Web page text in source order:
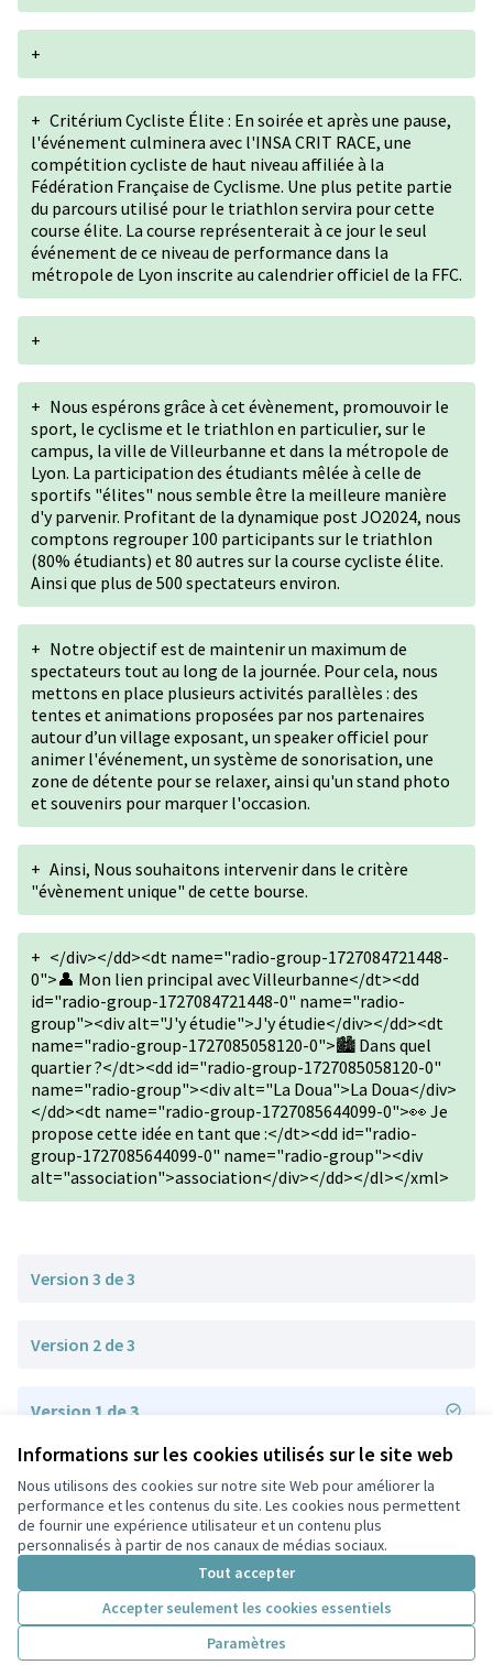
Informations sur les cookies utilisés sur le site web
Nous utilisons des cookies sur notre site Web pour améliorer la
performance et les contenus du site. Les cookies nous permettent
de fournir une expérience utilisateur et un contenu plus
personnalisés à partir de nos canaux de médias sociaux.
Tout accepter
Accepter seulement les cookies essentiels
Paramètres
+
+ Critérium Cycliste Élite : En soirée et après une pause,
l'événement culminera avec l'INSA CRIT RACE, une
compétition cycliste de haut niveau affiliée à la
Fédération Française de Cyclisme. Une plus petite partie
du parcours utilisé pour le triathlon servira pour cette
course élite. La course représenterait à ce jour le seul
événement de ce niveau de performance dans la
métropole de Lyon inscrite au calendrier officiel de la FFC.
+
+ Nous espérons grâce à cet évènement, promouvoir le
sport, le cyclisme et le triathlon en particulier, sur le
campus, la ville de Villeurbanne et dans la métropole de
Lyon. La participation des étudiants mêlée à celle de
sportifs "élites" nous semble être la meilleure manière
d'y parvenir. Profitant de la dynamique post JO2024, nous
comptons regrouper 100 participants sur le triathlon
(80% étudiants) et 80 autres sur la course cycliste élite.
Ainsi que plus de 500 spectateurs environ.
+ Notre objectif est de maintenir un maximum de
spectateurs tout au long de la journée. Pour cela, nous
mettons en place plusieurs activités parallèles : des
tentes et animations proposées par nos partenaires
autour d’un village exposant, un speaker officiel pour
animer l'événement, un système de sonorisation, une
zone de détente pour se relaxer, ainsi qu'un stand photo
et souvenirs pour marquer l'occasion.
+ Ainsi, Nous souhaitons intervenir dans le critère
"évènement unique" de cette bourse.
+ </div></dd><dt name="radio-group-1727084721448-
0">👤 Mon lien principal avec Villeurbanne</dt><dd
id="radio-group-1727084721448-0" name="radio-
group"><div alt="J'y étudie">J'y étudie</div></dd><dt
name="radio-group-1727085058120-0">🏙️ Dans quel
quartier ?</dt><dd id="radio-group-1727085058120-0"
name="radio-group"><div alt="La Doua">La Doua</div>
</dd><dt name="radio-group-1727085644099-0">👀 Je
propose cette idée en tant que :</dt><dd id="radio-
group-1727085644099-0" name="radio-group"><div
alt="association">association</div></dd></dl></xml>
Version 3 de 3
Version 2 de 3
Version 1 de 3
Conditions d'utilisation
Paramètres des cookies
Participez Villeurbanne sur X
(Lien externe)
Participez Villeurbanne sur Facebook
Participez Villeurbanne sur Instagram
Participez Villeurbanne sur YouTube
(Lien externe)
Site réalisé grâce aulogiciel libre Decidim .
Licence
(Lien